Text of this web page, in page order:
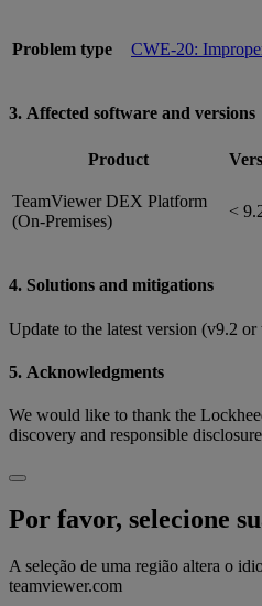
Problem type CWE-20:
3. Affected software and versions
Product
TeamViewer DEX Platform
(On-Premises)
<
4. Solutions and mitigations
Update to the latest version (v9.2
5. Acknowledgments
We would like to thank the
discovery and responsible
Por favor, selecione
A seleção de uma região altera o
teamviewer.com